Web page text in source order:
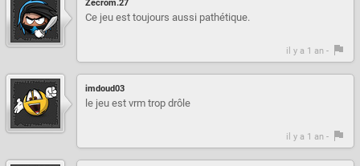
Zecrom.27
Ce jeu est toujours aussi pathétique.
il y a 1 an -
imdoud03
le jeu est vrm trop drôle
il y a 1 an -